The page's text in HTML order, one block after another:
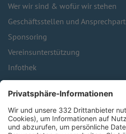
Wer wir sind & wofür wir stehen
Geschäftsstellen und
Sponsoring
Vereinsunterstützung
Infothek
Kontakt
HÄUFIG BESUCHTE
Pässe und Vereinswechsel